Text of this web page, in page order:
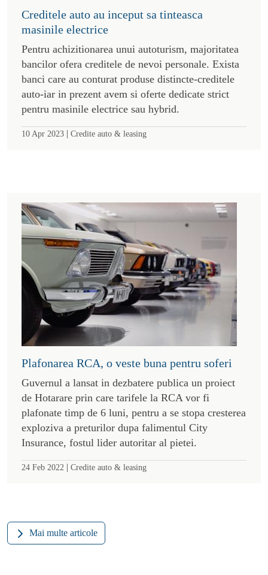
Creditele auto au inceput sa tinteasca
masinile electrice
Pentru achizitionarea unui autoturism, majoritatea
bancilor ofera creditele de nevoi personale. Exista
banci care au conturat produse distincte-creditele
auto-iar in prezent avem si oferte dedicate strict
pentru masinile electrice sau hybrid.
10 Apr 2023 | Credite auto & leasing
Plafonarea RCA, o veste buna pentru soferi
Guvernul a lansat in dezbatere publica un proiect
de Hotarare prin care tarifele la RCA vor fi
plafonate timp de 6 luni, pentru a se stopa cresterea
exploziva a preturilor dupa falimentul City
Insurance, fostul lider autoritar al pietei.
24 Feb 2022 | Credite auto & leasing
Mai multe articole